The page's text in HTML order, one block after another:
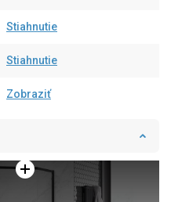
Stiahnutie
Stiahnutie
Zobraziť